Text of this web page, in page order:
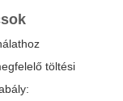
töltési